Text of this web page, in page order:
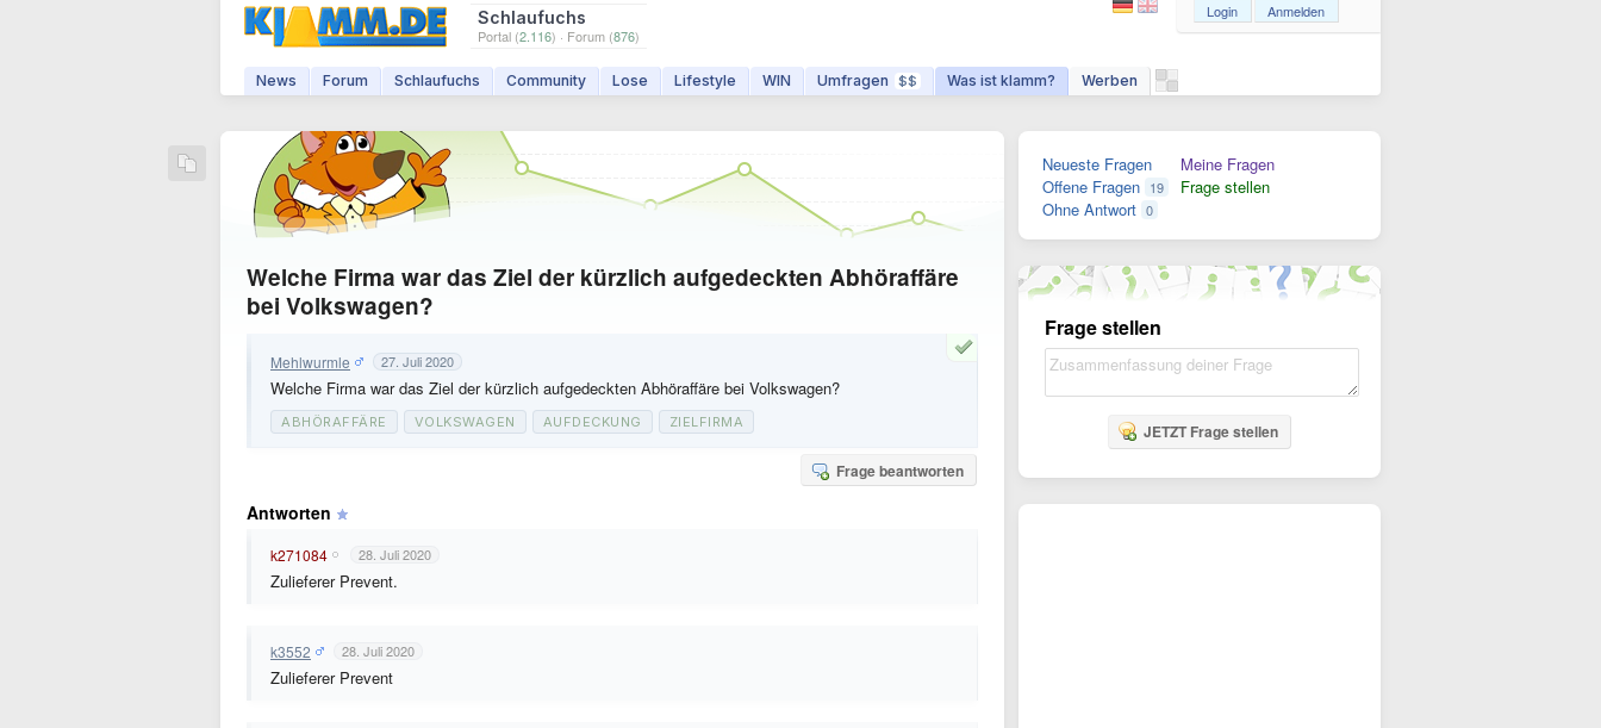
Schlaufuchs
Portal (2.116) · Forum (876)
News Forum Schlaufuchs Community Lose Lifestyle WIN Umfragen $$ Was ist klamm? Werben
Login Anmelden
Welche Firma war das Ziel der kürzlich aufgedeckten Abhöraffäre
bei Volkswagen?
Mehlwurmle 27. Juli 2020
Welche Firma war das Ziel der kürzlich aufgedeckten Abhöraffäre bei Volkswagen?
ABHÖRAFFÄRE VOLKSWAGEN AUFDECKUNG ZIELFIRMA
Frage beantworten
Antworten
k271084 28. Juli 2020
Zulieferer Prevent.
k3552 28. Juli 2020
Zulieferer Prevent
Neueste Fragen
Offene Fragen 19
Ohne Antwort 0
Meine Fragen
Frage stellen
Frage stellen
JETZT Frage stellen